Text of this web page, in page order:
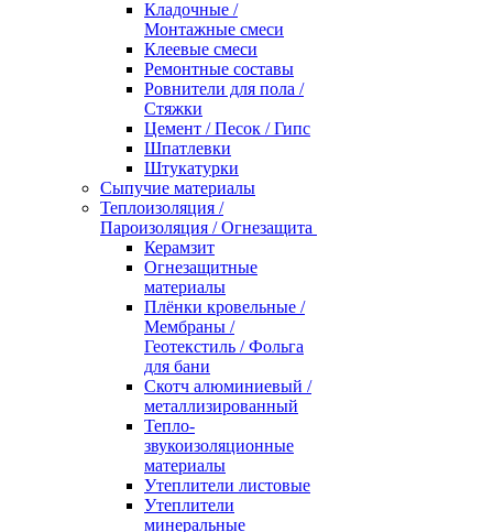
Кладочные /
Монтажные смеси
Клеевые смеси
Ремонтные составы
Ровнители для пола /
Стяжки
Цемент / Песок / Гипс
Шпатлевки
Штукатурки
Сыпучие материалы
Теплоизоляция /
Пароизоляция / Огнезащита
Керамзит
Огнезащитные
материалы
Плёнки кровельные /
Мембраны /
Геотекстиль / Фольга
для бани
Скотч алюминиевый /
металлизированный
Тепло-
звукоизоляционные
материалы
Утеплители листовые
Утеплители
минеральные